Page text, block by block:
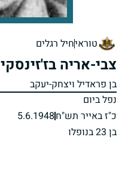
טוראיחיל רגלים
צבי-אריה בז'זינסקי
בן פראדיל ויצחק-יעקב
נפל ביום
כ"ז באייר תש"ח5.6.1948
בן 23 בנופלו